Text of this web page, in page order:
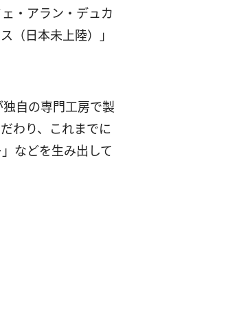
・アラン・デュカ
（日本未上陸）」
自の専門工房で製
わり、これまでに
などを生み出して